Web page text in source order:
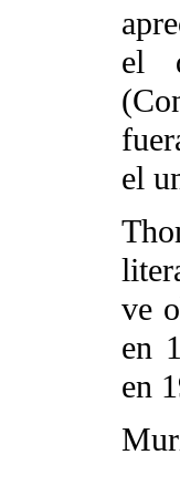
el
el
ve
en
en